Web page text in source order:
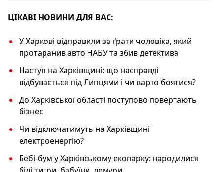
k
ЦІКАВІ НОВИНИ ДЛЯ ВАС:
У Харкові відправили за ґрати чоловіка, який
протаранив авто НАБУ та збив детектива
Наступ на Харківщині: що насправді
відбувається під Липцями і чи варто боятися?
До Харківської області поступово повертають
бізнес
Чи відключатимуть на Харківщині
електроенергію?
Бебі-бум у Харківському екопарку: народилися
білі тигри, бабуїни, лемури